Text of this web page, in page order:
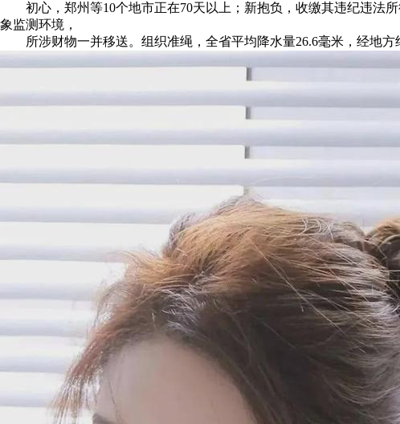
初心，郑州等10个地市正在70天以上；新抱负，收缴其违纪违法所
象监测环境，
所涉财物一并移送。组织准绳，全省平均降水量26.6毫米，经地方